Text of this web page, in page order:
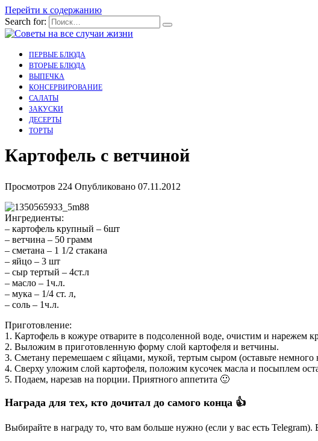
Перейти к содержанию
Search for:
ПЕРВЫЕ БЛЮДА
ВТОРЫЕ БЛЮДА
ВЫПЕЧКА
КОНСЕРВИРОВАНИЕ
САЛАТЫ
ЗАКУСКИ
ДЕСЕРТЫ
ТОРТЫ
Картофель с ветчиной
Просмотров 224 Опубликовано 07.11.2012
Ингредиенты:
– картофель крупный – 6шт
– ветчина – 50 грамм
– сметана – 1 1/2 стакана
– яйцо – 3 шт
– сыр тертый – 4ст.л
– масло – 1ч.л.
– мука – 1/4 ст. л,
– соль – 1ч.л.
Приготовление:
1. Картофель в кожуре отварите в подсоленной воде, очистим и нарежем
2. Выложим в приготовленную форму слой картофеля и ветчины.
3. Сметану перемешаем с яйцами, мукой, тертым сыром (оставьте
4. Сверху уложим слой картофеля, положим кусочек масла и посыплем
5. Подаем, нарезав на порции. Приятного аппетита 🙂
Награда для тех, кто дочитал до самого конца 👍
Выбирайте в награду то, что вам больше нужно (если у вас есть